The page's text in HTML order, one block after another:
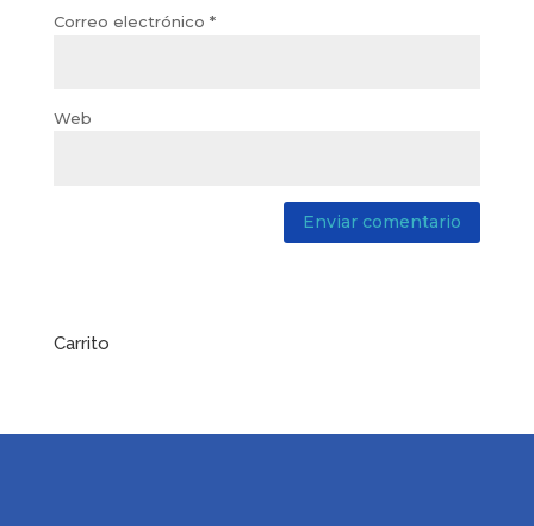
Correo electrónico *
Web
Carrito